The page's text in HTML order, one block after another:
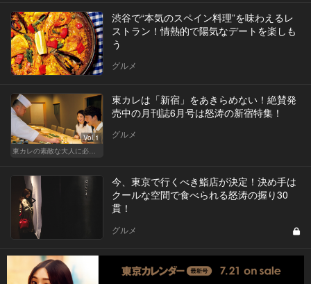
渋谷で“本気のスペイン料理”を味わえるレ
ストラン！情熱的で陽気なデートを楽しも
う
グルメ
Vol.1
東カレは「新宿」をあきらめない！絶賛発
売中の月刊誌6月号は怒涛の新宿特集！
グルメ
今、東京で行くべき鮨店が決定！決め手は
クールな空間で食べられる怒涛の握り30
貫！
グルメ